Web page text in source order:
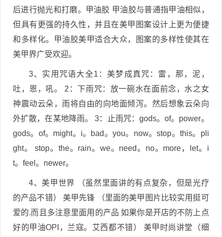
后进行抛光和打磨。甲油胶 甲油胶与普通指甲油相似，
但具有更强的持久性，并且在美甲图案设计上更为便捷
和多样化。甲油胶美甲适合大众，图案的多样性使其在
美甲界广受欢迎。
3、实用咒语大全1：美梦成真咒：雷，那，泥，
吐，恩，吼。 2：下雨咒：放一碗水在面前念，水之女
神震动云朵，雨将自由的向地面倾泻。然后想象云朵向
外扩散，在某地降雨。 3：止雨咒：gods。of。power。
gods。of。might。i。bad。you。now。stop。this。pli
ght。 stop。the。rain。we。need。no。more，let。i
t。feel。newer。
4、美甲世界 （虽然里面讲的有点复杂，但是光疗
的产品不错） 美甲先锋 （里面的美甲图片比较实用挺可
爱的.而且多注意里面用的产品 如果你是开店的不防上点
好的甲油OPI，兰寇。艾西都不错） 美甲时尚讲堂（细